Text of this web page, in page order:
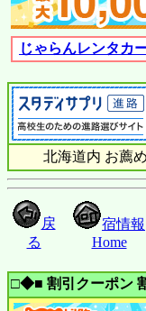
じゃらんレンタカ
北海道内 お薦め
戻
る
宿情報
Home
□◆■ 割引クーポン